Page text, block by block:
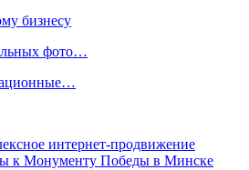
бизнесу
фото…
интернет-продвижение
к Монументу Победы в Минске